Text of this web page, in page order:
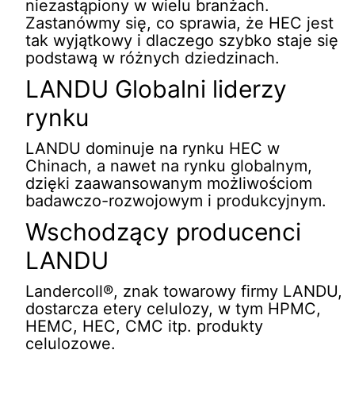
niezastąpiony w wielu branżach.
Zastanówmy się, co sprawia, że HEC jest
tak wyjątkowy i dlaczego szybko staje się
podstawą w różnych dziedzinach.
LANDU Globalni liderzy
rynku
LANDU dominuje na rynku HEC w
Chinach, a nawet na rynku globalnym,
dzięki zaawansowanym możliwościom
badawczo-rozwojowym i produkcyjnym.
Wschodzący producenci
LANDU
Landercoll®, znak towarowy firmy LANDU,
dostarcza etery celulozy, w tym HPMC,
HEMC, HEC, CMC itp. produkty
celulozowe.